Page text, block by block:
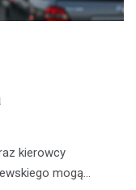
kierowcy
mogą…